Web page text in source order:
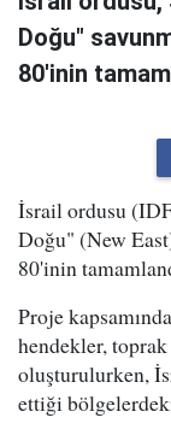
Doğu"
80'inin
İsrail ordusu
Doğu" (New
80'inin
Proje
hendekler,
oluşturulurken,
ettiği